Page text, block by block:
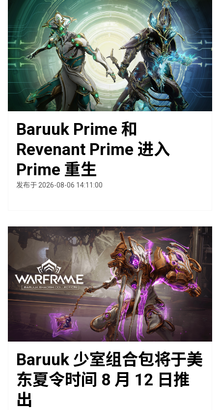
Baruuk Prime 和
Revenant Prime 进入
Prime 重生
发布于 2026-08-06 14:11:00
Baruuk 少室组合包将于美
东夏令时间 8 月 12 日推
出